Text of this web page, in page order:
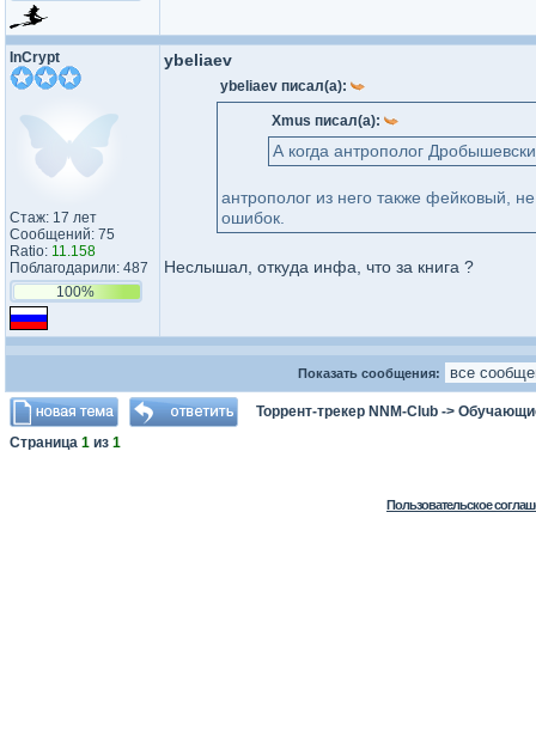
InCrypt
Стаж: 17 лет
Сообщений: 75
Ratio: 11.158
Поблагодарили: 487
100%
ybeliaev
ybeliaev писал(а):
Xmus писал(а):
А когда антрополог
антрополог из него также фейковый,
ошибок.
Неслышал, откуда инфа, что за книга ?
Показать сообщения:
Торрент-трекер NNM-Club ->
Страница 1 из 1
Пользовательское